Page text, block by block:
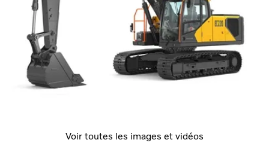
Voir toutes les images et vidéos